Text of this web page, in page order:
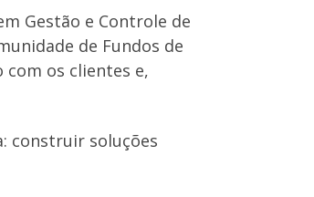
Gestão e Controle de
de Fundos de
os clientes e,
construir soluções